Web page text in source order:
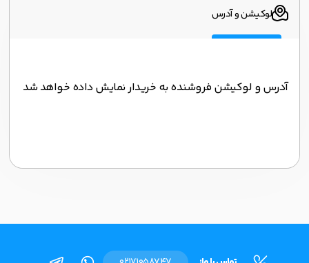
لوکیشن و آدرس
آدرس و لوکیشن فروشنده به خریدار نمایش داده خواهد شد